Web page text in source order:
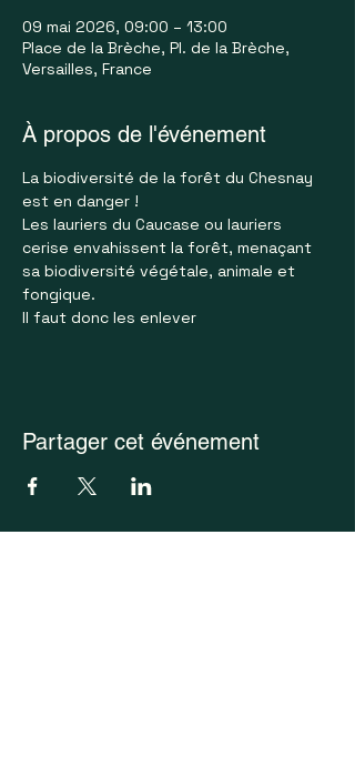
09 mai 2026, 09:00 – 13:00
Place de la Brèche, Pl. de la Brèche,
Versailles, France
À propos de l'événement
La biodiversité de la forêt du Chesnay
est en danger !
Les lauriers du Caucase ou lauriers
cerise envahissent la forêt, menaçant
sa biodiversité végétale, animale et
fongique.
Il faut donc les enlever
Partager cet événement